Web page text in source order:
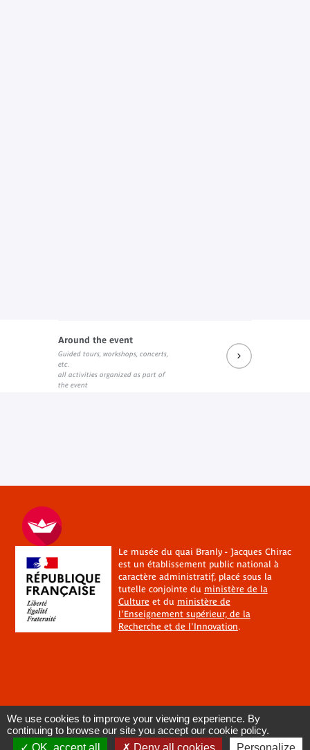
Around the event
Guided tours, workshops, concerts,
etc.
all activities organized as part of
the event
Le musée du quai Branly - Jacques Chirac
est un établissement public national à
caractère administratif, placé sous la
tutelle conjointe du ministère de la
Cultureet du ministère de
l'Enseignement supérieur, de la
Recherche et de l'Innovation.
We use cookies to improve your viewing experience. By
continuing to browse our site you accept our cookie policy.
OK, accept all
Deny all cookies Personalize